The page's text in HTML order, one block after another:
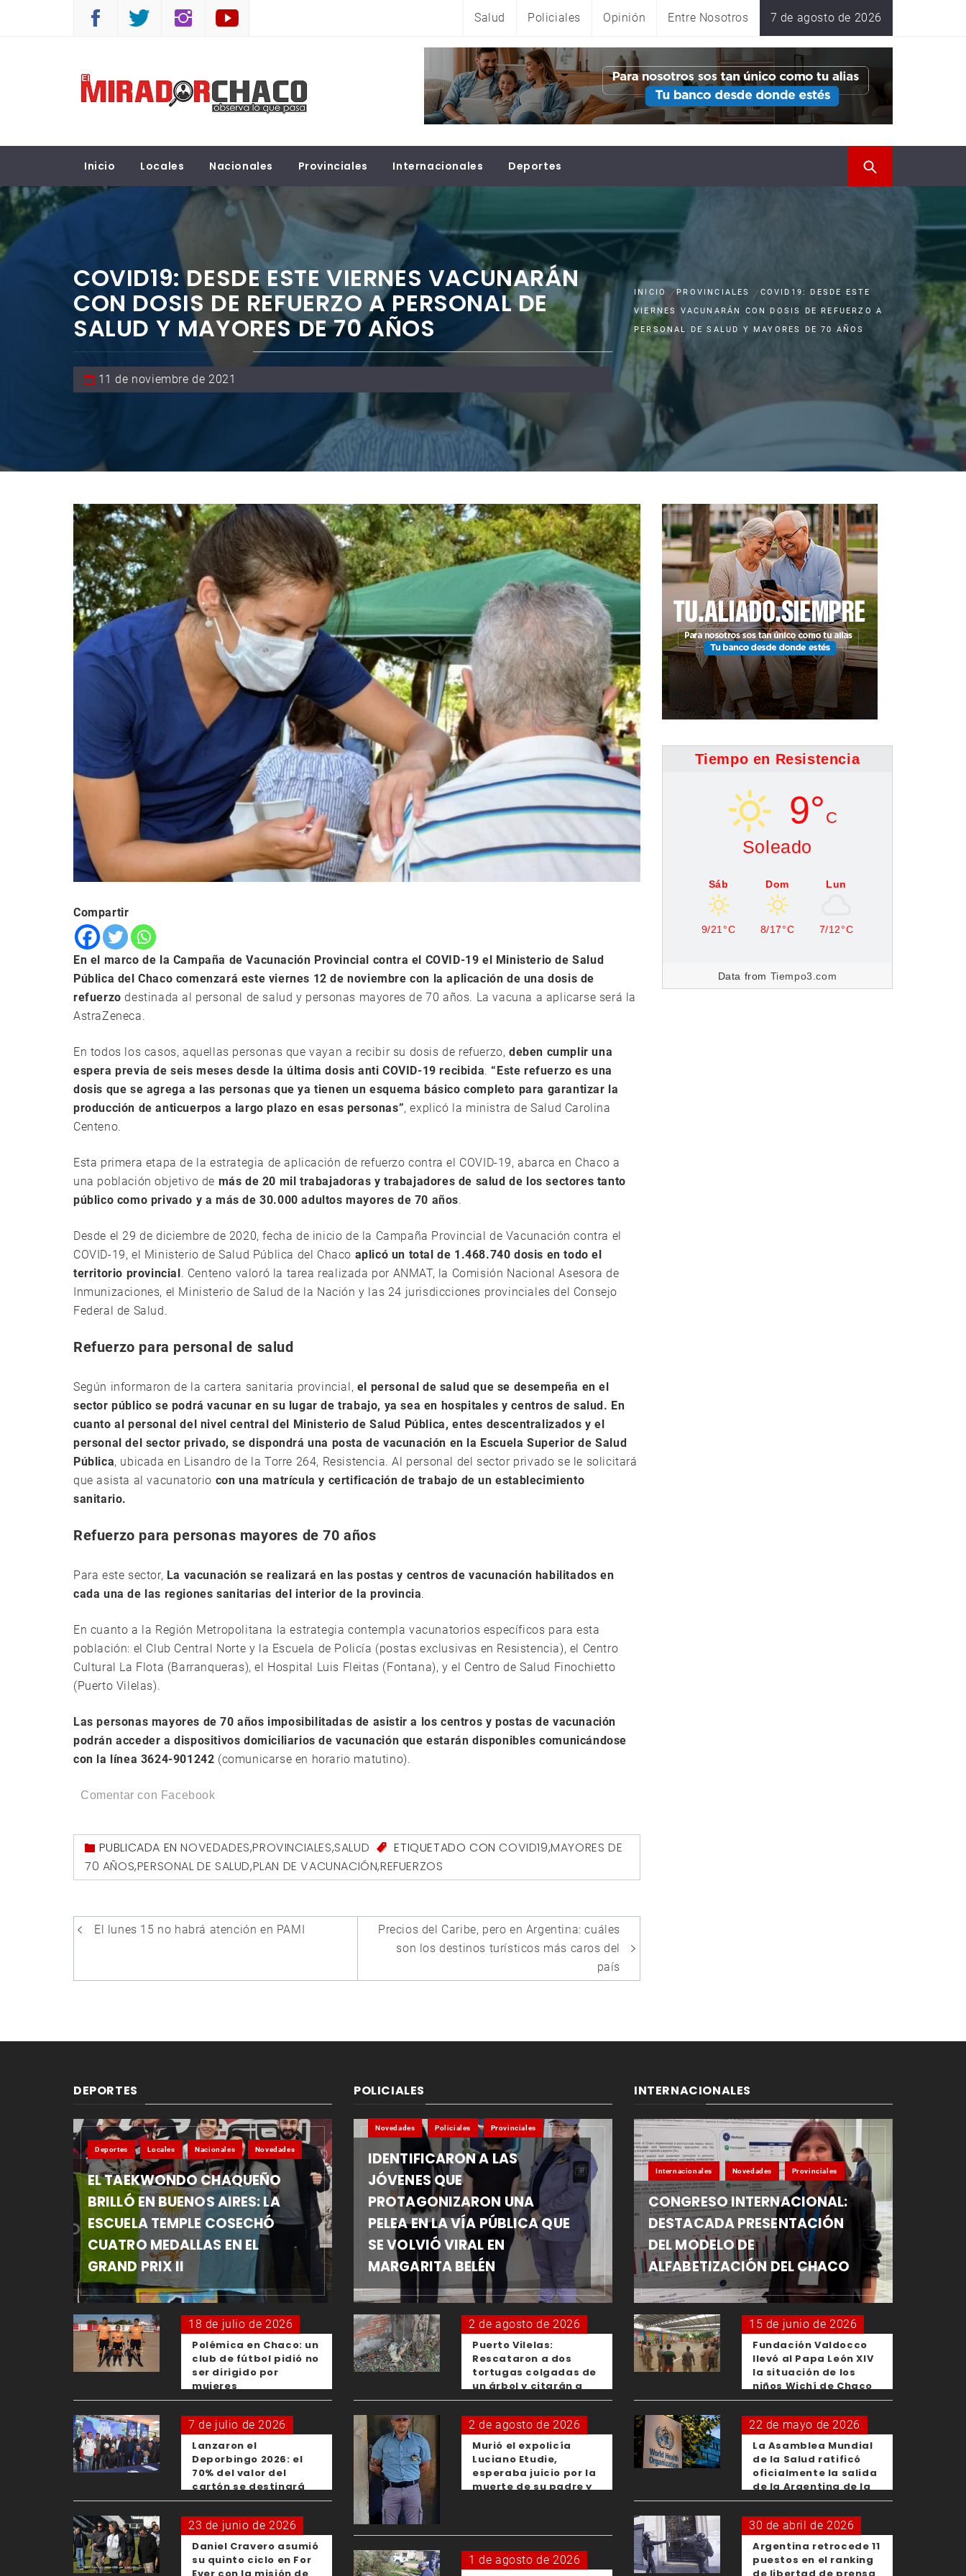
Salud Policiales Opinión Entre Nosotros 7 de agosto de 2026
EL MIRADOR CHACO
Inicio Locales Nacionales Provinciales Internacionales Deportes
COVID19: DESDE ESTE VIERNES VACUNARÁN
CON DOSIS DE REFUERZO A PERSONAL DE
SALUD Y MAYORES DE 70 AÑOS
11 de noviembre de 2021
INICIO PROVINCIALES
COVID19: DESDE ESTE
VIERNES VACUNARÁN CON DOSIS DE REFUERZO A
PERSONAL DE SALUD Y MAYORES DE 70 AÑOS
Compartir
En el marco de la Campaña de Vacunación Provincial contra el COVID-19 el Ministerio de Salud
Pública del Chaco comenzará este viernes 12 de noviembre con la aplicación de una dosis de
refuerzo destinada al personal de salud y personas mayores de 70 años. La vacuna a aplicarse será la
AstraZeneca.
En todos los casos, aquellas personas que vayan a recibir su dosis de refuerzo, deben cumplir una
espera previa de seis meses desde la última dosis anti COVID-19 recibida.“Este refuerzo es una
dosis que se agrega a las personas que ya tienen un esquema básico completo para garantizar la
producción de anticuerpos a largo plazo en esas personas”, explicó la ministra de Salud Carolina
Centeno.
Esta primera etapa de la estrategia de aplicación de refuerzo contra el COVID-19, abarca en Chaco a
una población objetivo de más de 20 mil trabajadoras y trabajadores de salud de los sectores tanto
público como privado y a más de 30.000 adultos mayores de 70 años.
Desde el 29 de diciembre de 2020, fecha de inicio de la Campaña Provincial de Vacunación contra el
COVID-19, el Ministerio de Salud Pública del Chaco aplicó un total de 1.468.740 dosis en todo el
territorio provincial. Centeno valoró la tarea realizada por ANMAT, la Comisión Nacional Asesora de
Inmunizaciones, el Ministerio de Salud de la Nación y las 24 jurisdicciones provinciales del Consejo
Federal de Salud.
Refuerzo para personal de salud
Según informaron de la cartera sanitaria provincial, el personal de salud que se desempeña en el
sector público se podrá vacunar en su lugar de trabajo, ya sea en hospitales y centros de salud. En
cuanto al personal del nivel central del Ministerio de Salud Pública, entes descentralizados y el
personal del sector privado, se dispondrá una posta de vacunación en la Escuela Superior de Salud
Pública, ubicada en Lisandro de la Torre 264, Resistencia. Al personal del sector privado se le solicitará
que asista al vacunatorio con una matrícula y certificación de trabajo de un establecimiento
sanitario.
Refuerzo para personas mayores de 70 años
Para este sector, La vacunación se realizará en las postas y centros de vacunación habilitados en
cada una de las regiones sanitarias del interior de la provincia.
En cuanto a la Región Metropolitana la estrategia contempla vacunatorios específicos para esta
población: el Club Central Norte y la Escuela de Policía (postas exclusivas en Resistencia), el Centro
Cultural La Flota (Barranqueras), el Hospital Luis Fleitas (Fontana), y el Centro de Salud Finochietto
(Puerto Vilelas).
Las personas mayores de 70 años imposibilitadas de asistir a los centros y postas de vacunación
podrán acceder a dispositivos domiciliarios de vacunación que estarán disponibles comunicándose
con la línea 3624-901242 (comunicarse en horario matutino).
Comentar con Facebook
PUBLICADA ENNOVEDADES,PROVINCIALES,SALUD ETIQUETADO CONCOVID19,MAYORES DE
70 AÑOS,PERSONAL DE SALUD,PLAN DE VACUNACIÓN,REFUERZOS
Navegación
entradas
El lunes 15 no habrá atención en PAMI
Precios del Caribe, pero en Argentina: cuáles
son los destinos turísticos más caros del
país
Tiempo en Resistencia
9° C
Soleado
Sáb
9/21°C
Dom
8/17°C
Lun
7/12°C
Data from Tiempo3.com
DEPORTES
Deportes Locales Nacionales Novedades
EL TAEKWONDO CHAQUEÑO
BRILLÓ EN BUENOS AIRES: LA
ESCUELA TEMPLE COSECHÓ
CUATRO MEDALLAS EN EL
GRAND PRIX II
18 de julio de 2026
Polémica en Chaco: un
club de fútbol pidió no
ser dirigido por
mujeres
7 de julio de 2026
Lanzaron el
Deporbingo 2026: el
70% del valor del
cartón se destinará
para los clubes
23 de junio de 2026
Daniel Cravero asumió
su quinto ciclo en For
Ever con la misión de
POLICIALES
Novedades Policiales Provinciales
IDENTIFICARON A LAS
JÓVENES QUE
PROTAGONIZARON UNA
PELEA EN LA VÍA PÚBLICA QUE
SE VOLVIÓ VIRAL EN
MARGARITA BELÉN
2 de agosto de 2026
Puerto Vilelas:
Rescataron a dos
tortugas colgadas de
un árbol y citarán a
los padres de los
menores responsables
2 de agosto de 2026
Murió el expolicía
Luciano Etudie,
esperaba juicio por la
muerte de su padre y
1 de agosto de 2026
INTERNACIONALES
Internacionales Novedades Provinciales
CONGRESO INTERNACIONAL:
DESTACADA PRESENTACIÓN
DEL MODELO DE
ALFABETIZACIÓN DEL CHACO
15 de junio de 2026
Fundación Valdocco
llevó al Papa León XIV
la situación de los
niños Wichí de Chaco
22 de mayo de 2026
La Asamblea Mundial
de la Salud ratificó
oficialmente la salida
de la Argentina de la
OMS
30 de abril de 2026
Argentina retrocede 11
puestos en el ranking
de libertad de prensa